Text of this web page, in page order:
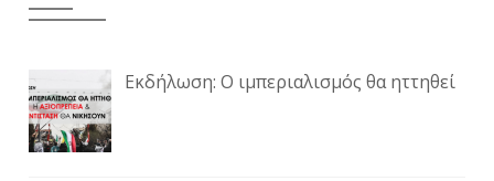
Εκδήλωση: Ο ιμπεριαλισμός θα ηττηθεί